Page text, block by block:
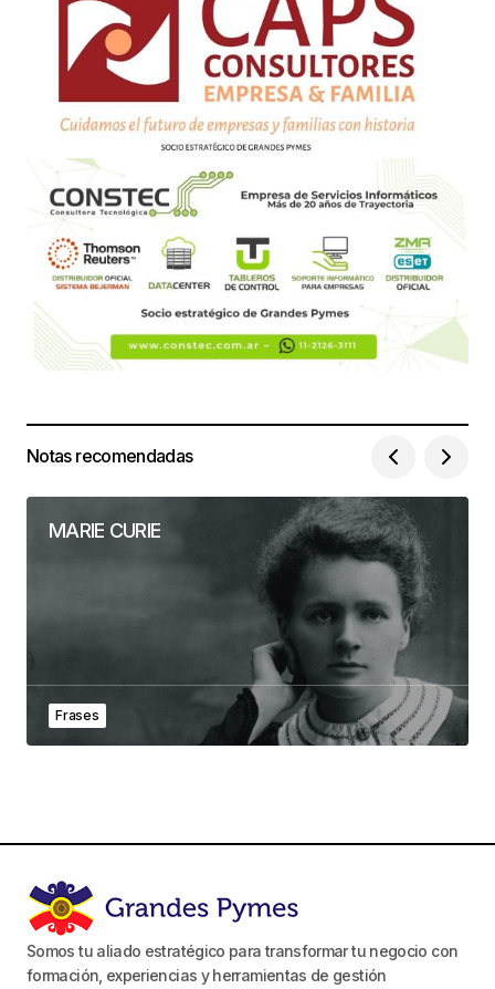
Notas recomendadas
MARIE CURIE
Frases
Somos tu aliado estratégico para transformar tu negocio con
formación, experiencias y herramientas de gestión